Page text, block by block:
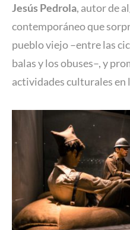
Jesús Pedrola, autor de
contemporáneo que
pueblo viejo –entre las
balas y los obuses–, y
actividades culturales en